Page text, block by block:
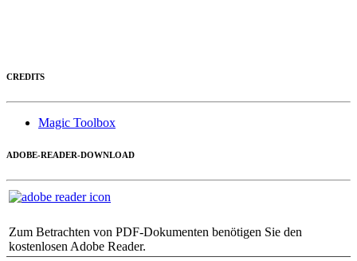
CREDITS
Magic Toolbox
ADOBE-READER-DOWNLOAD
Zum Betrachten von PDF-Dokumenten benötigen Sie den
kostenlosen Adobe Reader.